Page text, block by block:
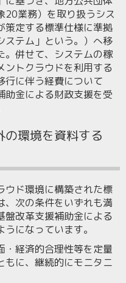
20業務）を取り扱うシス
策定する標準仕様に準拠
ステム」という。）へ移
。併せて、システムの稼
ントクラウドを利用する
行に伴う経費について
助金による財政支援を受
の環境を資料する
ド環境に構築された標
、次の条件をいずれも満
盤改革支援補助金による
になっています。
・経済的合理性等を定量
もに、継続的にモニタニ